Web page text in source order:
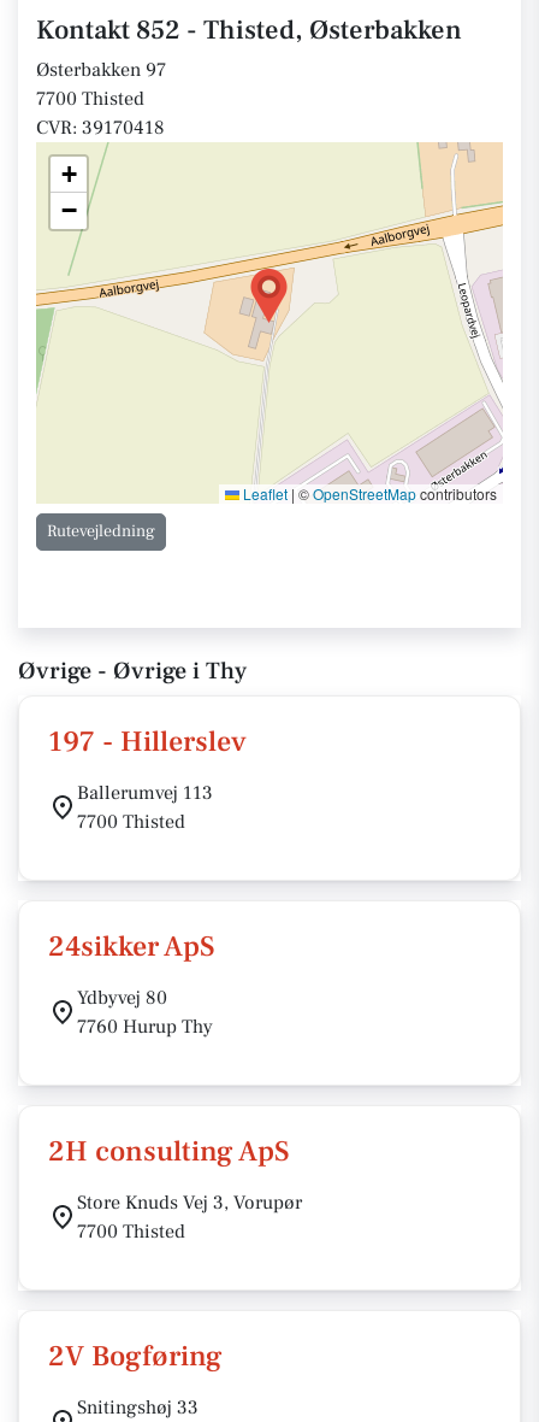
Kontakt 852 - Thisted, Østerbakken
Østerbakken 97
7700 Thisted
CVR: 39170418
+
−
Leaflet | ©OpenStreetMapcontributors
Rutevejledning
Øvrige - Øvrige i Thy
197 - Hillerslev
Ballerumvej 113
7700 Thisted
24sikker ApS
Ydbyvej 80
7760 Hurup Thy
2H consulting ApS
Store Knuds Vej 3, Vorupør
7700 Thisted
2V Bogføring
Snitingshøj 33